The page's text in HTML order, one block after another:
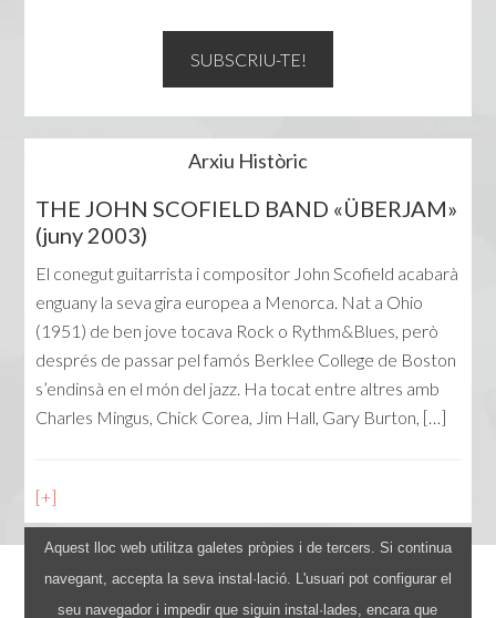
Arxiu Històric
THE JOHN SCOFIELD BAND «ÜBERJAM»
(juny 2003)
El conegut guitarrista i compositor John Scofield acabarà
enguany la seva gira europea a Menorca. Nat a Ohio
(1951) de ben jove tocava Rock o Rythm&Blues, però
després de passar pel famós Berklee College de Boston
s’endinsà en el món del jazz. Ha tocat entre altres amb
Charles Mingus, Chick Corea, Jim Hall, Gary Burton, […]
[+]
Aquest lloc web utilitza galetes pròpies i de tercers. Si continua
navegant, accepta la seva instal·lació. L'usuari pot configurar el
seu navegador i impedir que siguin instal·lades, encara que